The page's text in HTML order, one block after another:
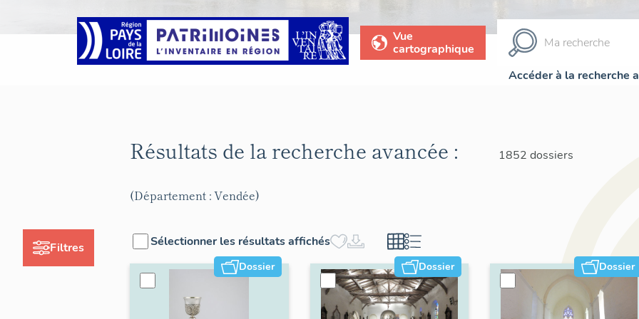
Vue
cartographique
Accéder à la recherche
Filtres
Résultats de la recherche avancée : 1852 dossiers
(Département : Vendée)
Sélectionner les résultats affichés
Dossier Dossier Dossier